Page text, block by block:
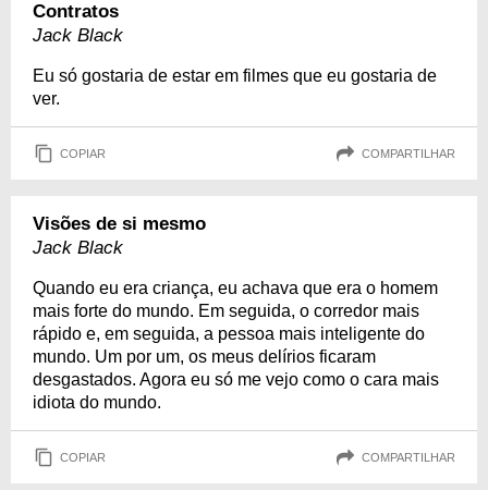
Contratos
Jack Black
Eu só gostaria de estar em filmes que eu gostaria de
ver.
COPIAR COMPARTILHAR
Visões de si mesmo
Jack Black
Quando eu era criança, eu achava que era o homem
mais forte do mundo. Em seguida, o corredor mais
rápido e, em seguida, a pessoa mais inteligente do
mundo. Um por um, os meus delírios ficaram
desgastados. Agora eu só me vejo como o cara mais
idiota do mundo.
COPIAR COMPARTILHAR